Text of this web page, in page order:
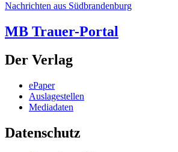
Nachrichten aus Südbrandenburg
MB Trauer-Portal
Der Verlag
ePaper
Auslagestellen
Mediadaten
Datenschutz